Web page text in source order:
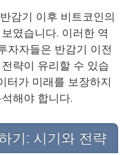
감기 이후 비트코인의
였습니다. 이러한 역
자자들은 반감기 이전
략이 유리할 수 있습
터가 미래를 보장하지
해야 합니다.
기: 시기와 전략